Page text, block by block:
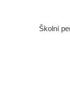
Školní